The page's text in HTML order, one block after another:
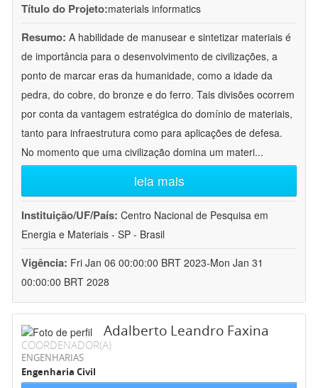
Título do Projeto:materials informatics
Resumo: A habilidade de manusear e sintetizar materiais é
de importância para o desenvolvimento de civilizações, a
ponto de marcar eras da humanidade, como a idade da
pedra, do cobre, do bronze e do ferro. Tais divisões ocorrem
por conta da vantagem estratégica do domínio de materiais,
tanto para infraestrutura como para aplicações de defesa.
No momento que uma civilização domina um materi...
leia mais
Instituição/UF/País: Centro Nacional de Pesquisa em
Energia e Materiais - SP - Brasil
Vigência: Fri Jan 06 00:00:00 BRT 2023-Mon Jan 31
00:00:00 BRT 2028
Adalberto Leandro Faxina
COORDENADOR(A)
ENGENHARIAS
Engenharia Civil